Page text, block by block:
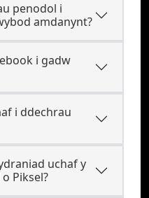
penodol i
amdanynt?
i gadw
i ddechrau
uchaf y
Piksel?